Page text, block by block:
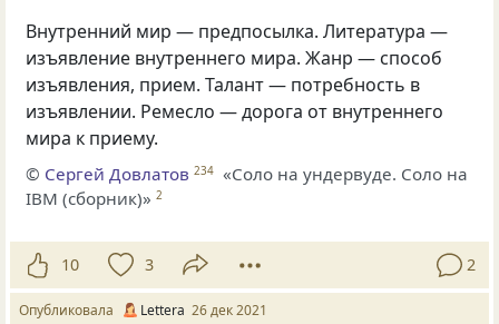
Внутренний мир — предпосылка. Литература —
изъявление внутреннего мира. Жанр — способ
изъявления, прием. Талант — потребность в
изъявлении. Ремесло — дорога от внутреннего
мира к приему.
© Сергей Довлатов 234 «Соло на ундервуде. Соло на
IBM (сборник)» 2
10 3 2
Опубликовала Lettera 26 дек 2021